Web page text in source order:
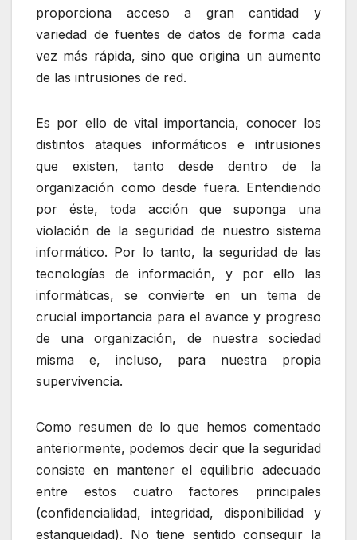
proporciona acceso a gran cantidad y
variedad de fuentes de datos de forma cada
vez más rápida, sino que origina un aumento
de las intrusiones de red.
Es por ello de vital importancia, conocer los
distintos ataques informáticos e intrusiones
que existen, tanto desde dentro de la
organización como desde fuera. Entendiendo
por éste, toda acción que suponga una
violación de la seguridad de nuestro sistema
informático. Por lo tanto, la seguridad de las
tecnologías de información, y por ello las
informáticas, se convierte en un tema de
crucial importancia para el avance y progreso
de una organización, de nuestra sociedad
misma e, incluso, para nuestra propia
supervivencia.
Como resumen de lo que hemos comentado
anteriormente, podemos decir que la seguridad
consiste en mantener el equilibrio adecuado
entre estos cuatro factores principales
(confidencialidad, integridad, disponibilidad y
estanqueidad). No tiene sentido conseguir la